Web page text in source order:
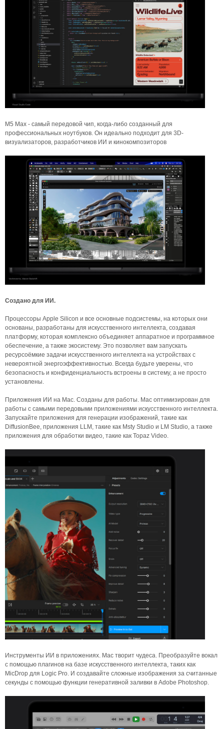
M5 Max - самый передовой чип, когда-либо созданный для
профессиональных ноутбуков. Он идеально подходит для 3D-
визуализаторов, разработчиков ИИ и кинокомпозиторов
Создано для ИИ.
Процессоры Apple Silicon и все основные подсистемы, на которых они
основаны, разработаны для искусственного интеллекта, создавая
платформу, которая комплексно объединяет аппаратное и программное
обеспечение, а также экосистему. Это позволяет вам запускать
ресурсоёмкие задачи искусственного интеллекта на устройствах с
невероятной энергоэффективностью. Всегда будьте уверены, что
безопасность и конфиденциальность встроены в систему, а не просто
установлены.
Приложения ИИ на Mac. Созданы для работы. Mac оптимизирован для
работы с самыми передовыми приложениями искусственного интеллекта.
Запускайте приложения для генерации изображений, такие как
DiffusionBee, приложения LLM, такие как Msty Studio и LM Studio, а также
приложения для обработки видео, такие как Topaz Video.
Инструменты ИИ в приложениях. Mac творит чудеса. Преобразуйте вокал
с помощью плагинов на базе искусственного интеллекта, таких как
MicDrop для Logic Pro. И создавайте сложные изображения за считанные
секунды с помощью функции генеративной заливки в Adobe Photoshop.